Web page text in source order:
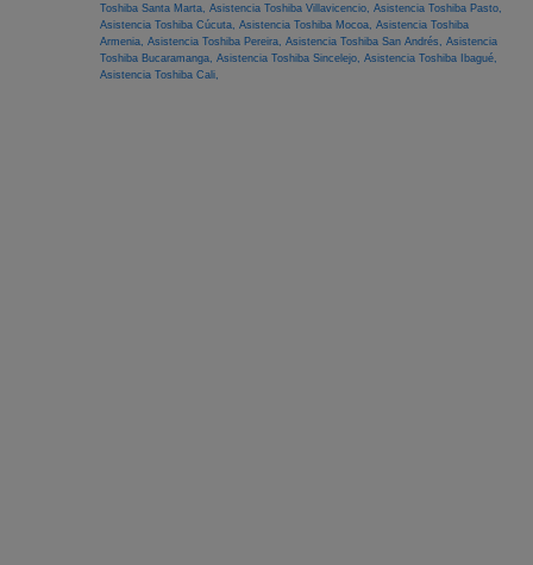
Toshiba Santa Marta, Asistencia Toshiba Villavicencio, Asistencia Toshiba Pasto,
Asistencia Toshiba Cúcuta, Asistencia Toshiba Mocoa, Asistencia Toshiba
Armenia, Asistencia Toshiba Pereira, Asistencia Toshiba San Andrés, Asistencia
Toshiba Bucaramanga, Asistencia Toshiba Sincelejo, Asistencia Toshiba Ibagué,
Asistencia Toshiba Cali,